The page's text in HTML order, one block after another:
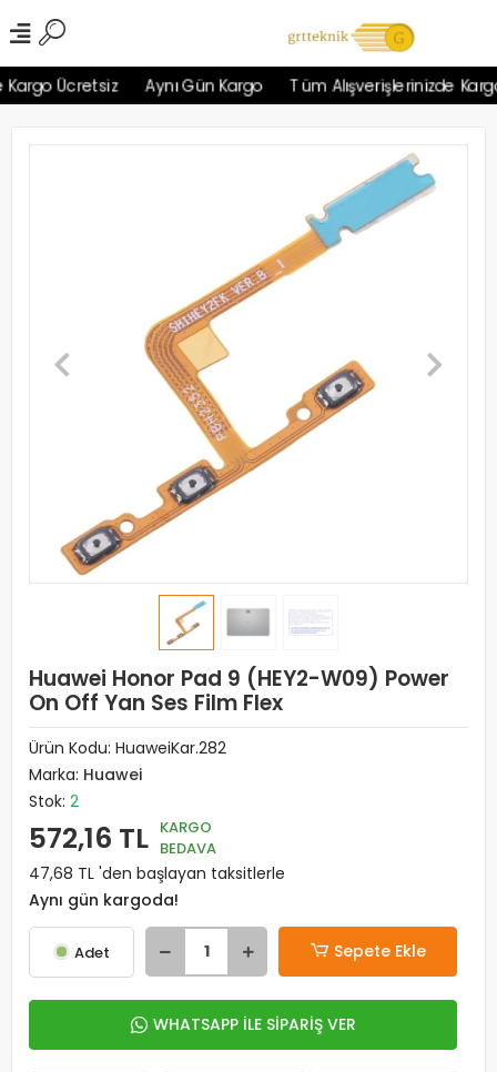
Ücretsiz Aynı Gün Kargo Tüm Alışverişlerinizde Kargo
Huawei Honor Pad 9 (HEY2-W09) Power
On Off Yan Ses Film Flex
Ürün Kodu: HuaweiKar.282
Marka: Huawei
Stok: 2
572,16 TL KARGO
BEDAVA
47,68 TL 'den başlayan taksitlerle
Aynı gün kargoda!
Adet Sepete Ekle
WHATSAPP İLE SİPARİŞ VER